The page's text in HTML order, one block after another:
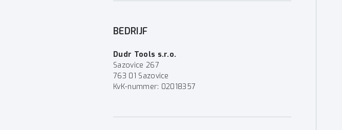
BEDRIJF
Dudr Tools s.r.o.
Sazovice 267
763 01 Sazovice
KvK-nummer: 02018357